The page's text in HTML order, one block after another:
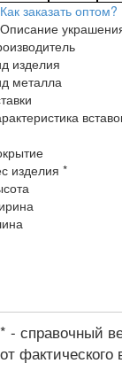
Как заказать оптом?
Описание
изделия
металла
изделия *
* - справочный
от